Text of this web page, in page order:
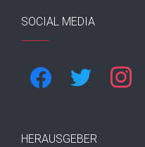
SOCIAL MEDIA
facebook twitter instagram
HERAUSGEBER